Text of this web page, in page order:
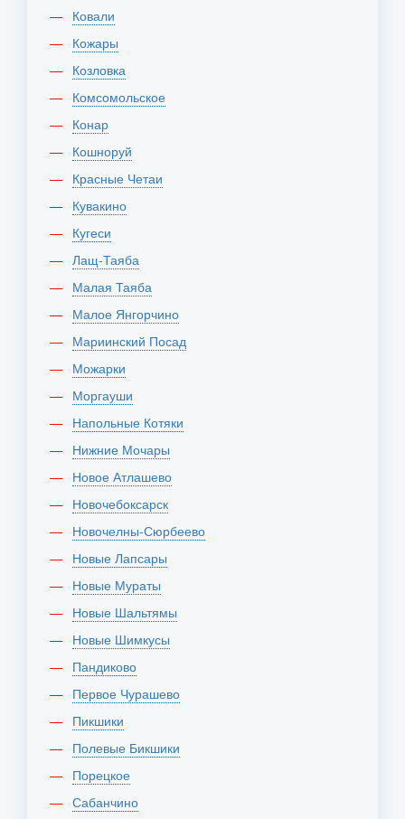
Ковали
Кожары
Козловка
Комсомольское
Конар
Кошноруй
Красные Четаи
Кувакино
Кугеси
Лащ-Таяба
Малая Таяба
Малое Янгорчино
Мариинский Посад
Можарки
Моргауши
Напольные Котяки
Нижние Мочары
Новое Атлашево
Новочебоксарск
Новочелны-Сюрбеево
Новые Лапсары
Новые Мураты
Новые Шальтямы
Новые Шимкусы
Пандиково
Первое Чурашево
Пикшики
Полевые Бикшики
Порецкое
Сабанчино